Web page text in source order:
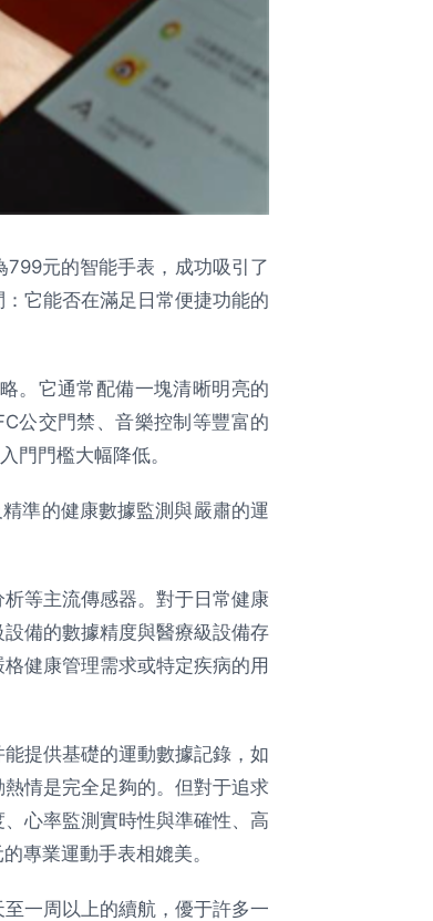
元的智能手表，成功吸引了
它能否在滿足日常便捷功能的
。它通常配備一塊清晰明亮的
公交門禁、音樂控制等豐富的
門門檻大幅降低。
準的健康數據監測與嚴肅的運
等主流傳感器。對于日常健康
備的數據精度與醫療級設備存
健康管理需求或特定疾病的用
提供基礎的運動數據記錄，如
情是完全足夠的。但對于追求
心率監測實時性與準確性、高
專業運動手表相媲美。
一周以上的續航，優于許多一